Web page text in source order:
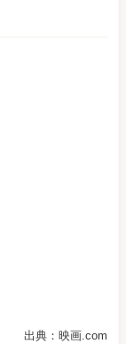
出典：映画.com